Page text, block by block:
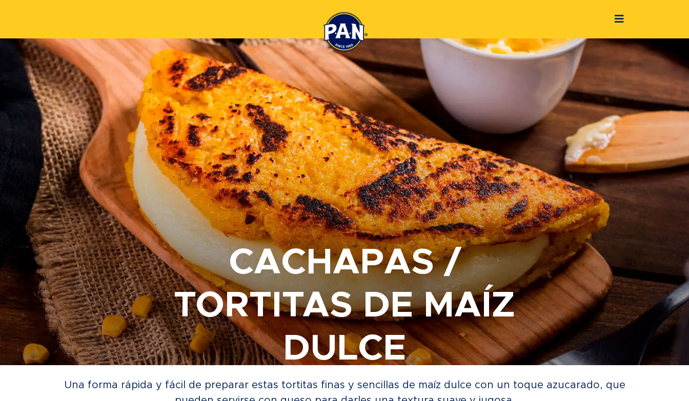
CACHAPAS /
TORTITAS DE MAÍZ
DULCE
Una forma rápida y fácil de preparar estas tortitas finas y sencillas de maíz dulce con un toque azucarado, que